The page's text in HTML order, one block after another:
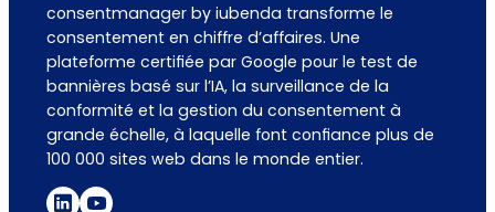
consentmanager by iubenda transforme le
consentement en chiffre d’affaires. Une
plateforme certifiée par Google pour le test de
bannières basé sur l’IA, la surveillance de la
conformité et la gestion du consentement à
grande échelle, à laquelle font confiance plus de
100 000 sites web dans le monde entier.